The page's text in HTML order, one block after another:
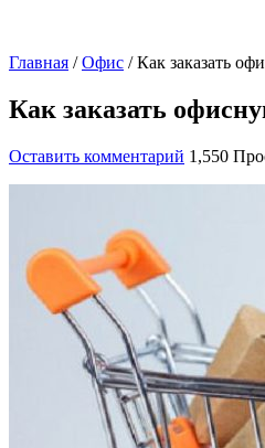
Главная / Офис / Как заказать
Как заказать
Оставить комментарий 1,550